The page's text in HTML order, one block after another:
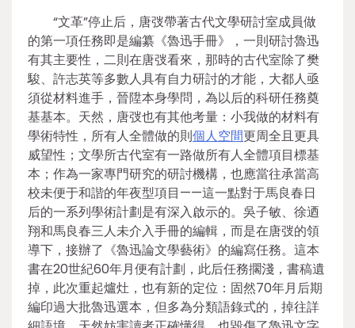
“文革”停止后，唐弢帶著古代文學研討室成員做
的第一項任務即是編纂《魯迅手冊》，一則研討魯迅
有其主要性，二則在唐弢看來，那時的古代室除了樊
駿、許志英等多數人具有自力研討的才能，大都人亟
須從材料進手，晉陞本身學問，為以后的科研任務奠
基基本。天然，唐弢也有其他考量：小我做的材料有
學術特性，所有人全體做的則個人空間更周全且更具
威望性；文學所古代室有一路做所有人全體項目標基
本；作為一家專門研究的研討機構，也應當往承當高
校未便于和諧的年夜型項目——這一點對于馬良春日
后的一系列學術計劃是有深入啟示的。吳子敏、徐迺
翔和馬良春三人未介入手冊的編輯，而是在唐弢的領
導下，接辦了《魯迅論文學藝術》的編寫任務。這本
書在20世紀60年月便有計劃，此后任務擱淺，書稿遺
掉，此次重起爐灶，也有新的定位：固然70年月后期
編印過大批魯迅選本，但多為分類語錄式的，掉往詳